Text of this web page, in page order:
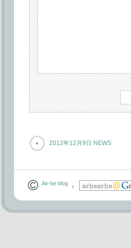
2012年12月9日 NEWS
Air-be blog